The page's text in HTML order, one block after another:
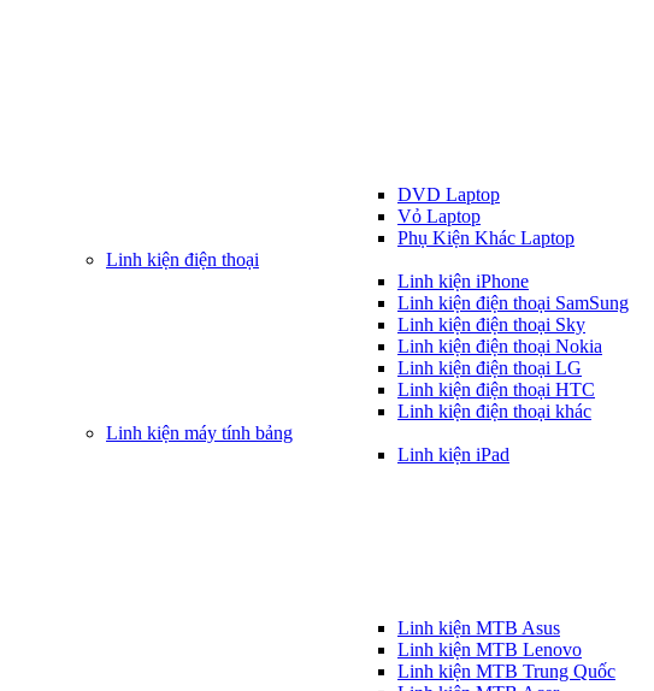
DVD Laptop
Vỏ Laptop
Phụ Kiện Khác Laptop
Linh kiện điện thoại
Linh kiện iPhone
Linh kiện điện thoại SamSung
Linh kiện điện thoại Sky
Linh kiện điện thoại Nokia
Linh kiện điện thoại LG
Linh kiện điện thoại HTC
Linh kiện điện thoại khác
Linh kiện máy tính bảng
Linh kiện iPad
Linh kiện MTB Asus
Linh kiện MTB Lenovo
Linh kiện MTB Trung Quốc